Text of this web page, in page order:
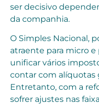
ser decisivo
da companhia.
O Simples Nacional,
atraente para micro
unificar vários
contar com alíquotas
Entretanto, com a
sofrer ajustes nas